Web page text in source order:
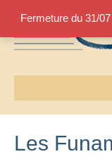
Fermeture du 31/
Les